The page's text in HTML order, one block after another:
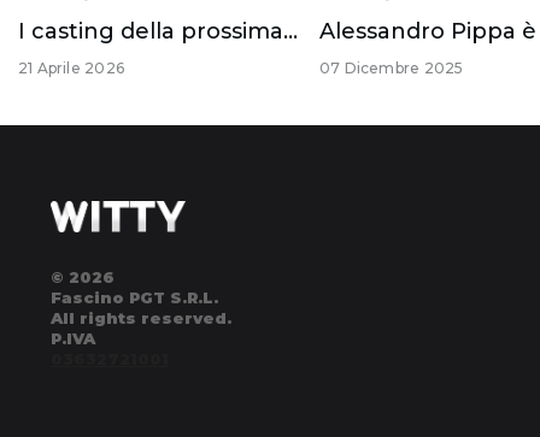
I casting della prossima edizione di #TuSiQueVales
21 Aprile 2026 07 Dicembre 2025
© 2026
Fascino PGT S.R.L.
All rights reserved.
P.IVA